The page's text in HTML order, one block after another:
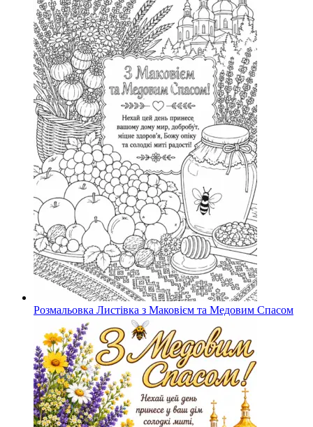
Розмальовка Листівка з Маковієм та Медовим Спасом